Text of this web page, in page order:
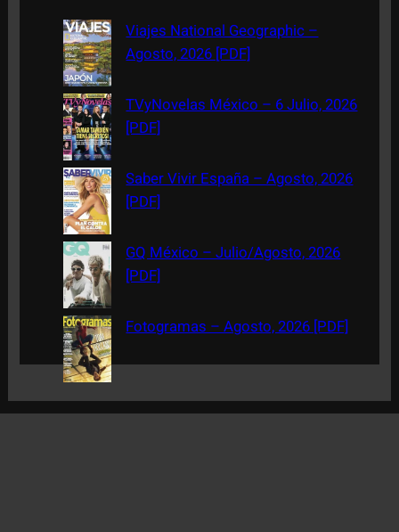
Viajes National Geographic –
Agosto, 2026 [PDF]
TVyNovelas México – 6 Julio, 2026
[PDF]
Saber Vivir España – Agosto, 2026
[PDF]
GQ México – Julio/Agosto, 2026
[PDF]
Fotogramas – Agosto, 2026 [PDF]